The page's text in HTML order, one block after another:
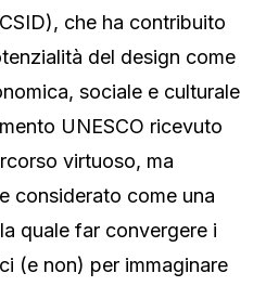
che ha contribuito
del design come
sociale e culturale
UNESCO ricevuto
virtuoso, ma
considerato come una
quale far convergere i
(e non) per immaginare